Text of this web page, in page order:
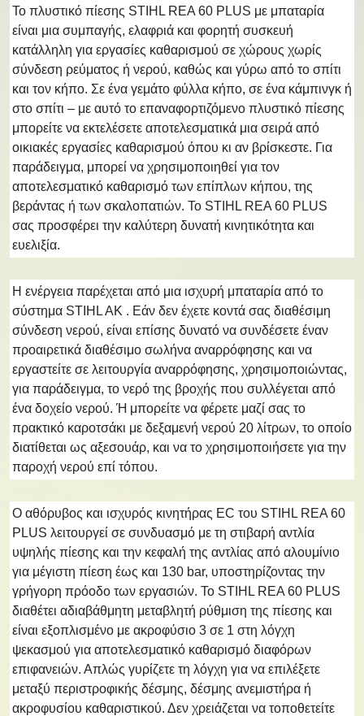
Το πλυστικό πίεσης STIHL REA 60 PLUS με μπαταρία
είναι μια συμπαγής, ελαφριά και φορητή συσκευή
κατάλληλη για εργασίες καθαρισμού σε χώρους χωρίς
σύνδεση ρεύματος ή νερού, καθώς και γύρω από το σπίτι
και τον κήπο. Σε ένα γεμάτο φύλλα κήπο, σε ένα κάμπινγκ ή
στο σπίτι – με αυτό το επαναφορτιζόμενο πλυστικό πίεσης
μπορείτε να εκτελέσετε αποτελεσματικά μια σειρά από
οικιακές εργασίες καθαρισμού όπου κι αν βρίσκεστε. Για
παράδειγμα, μπορεί να χρησιμοποιηθεί για τον
αποτελεσματικό καθαρισμό των επίπλων κήπου, της
βεράντας ή των σκαλοπατιών. Το STIHL REA 60 PLUS
σας προσφέρει την καλύτερη δυνατή κινητικότητα και
ευελιξία.
Η ενέργεια παρέχεται από μια ισχυρή μπαταρία από το
σύστημα STIHL AK . Εάν δεν έχετε κοντά σας διαθέσιμη
σύνδεση νερού, είναι επίσης δυνατό να συνδέσετε έναν
προαιρετικά διαθέσιμο σωλήνα αναρρόφησης και να
εργαστείτε σε λειτουργία αναρρόφησης, χρησιμοποιώντας,
για παράδειγμα, το νερό της βροχής που συλλέγεται από
ένα δοχείο νερού. Ή μπορείτε να φέρετε μαζί σας το
πρακτικό καροτσάκι με δεξαμενή νερού 20 λίτρων, το οποίο
διατίθεται ως αξεσουάρ, και να το χρησιμοποιήσετε για την
παροχή νερού επί τόπου.
Ο αθόρυβος και ισχυρός κινητήρας EC του STIHL REA 60
PLUS λειτουργεί σε συνδυασμό με τη στιβαρή αντλία
υψηλής πίεσης και την κεφαλή της αντλίας από αλουμίνιο
για μέγιστη πίεση έως και 130 bar, υποστηρίζοντας την
γρήγορη πρόοδο των εργασιών. Το STIHL REA 60 PLUS
διαθέτει αδιαβάθμητη μεταβλητή ρύθμιση της πίεσης και
είναι εξοπλισμένο με ακροφύσιο 3 σε 1 στη λόγχη
ψεκασμού για αποτελεσματικό καθαρισμό διαφόρων
επιφανειών. Απλώς γυρίζετε τη λόγχη για να επιλέξετε
μεταξύ περιστροφικής δέσμης, δέσμης ανεμιστήρα ή
ακροφυσίου καθαριστικού. Δεν χρειάζεται να τοποθετείτε